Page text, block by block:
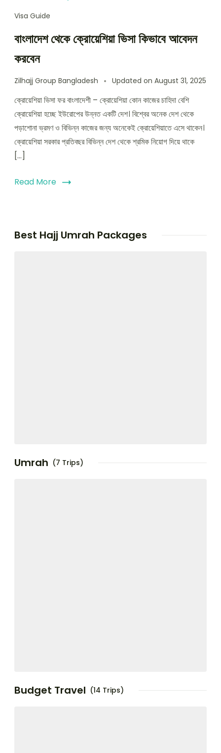
Visa Guide
বাংলাদেশ থেকে ক্রোয়েশিয়া ভিসা কিভাবে আবেদন
করবেন
Zilhajj Group Bangladesh Updated on August 31, 2025
ক্রোয়েশিয়া ভিসা ফর বাংলাদেশী – ক্রোয়েশিয়া কোন কাজের চাহিদা বেশি
ক্রোয়েশিয়া হচ্ছে ইউরোপের উন্নত একটি দেশ। বিশ্বের অনেক দেশ থেকে
পড়াশোনা ভ্রমণ ও বিভিন্ন কাজের জন্য অনেকেই ক্রোয়েশিয়াতে এসে থাকেন।
ক্রোয়েশিয়া সরকার প্রতিবছর বিভিন্ন দেশ থেকে শ্রমিক নিয়োগ দিয়ে থাকে
[…]
Read More
Best Hajj Umrah Packages
Umrah (7 Trips)
Budget Travel (14 Trips)